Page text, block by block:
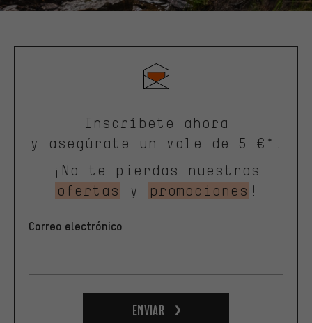
Inscríbete ahora
y asegúrate un vale de 5 €*.
¡No te pierdas nuestras
ofertas
y promociones !
Correo electrónico
Enviar